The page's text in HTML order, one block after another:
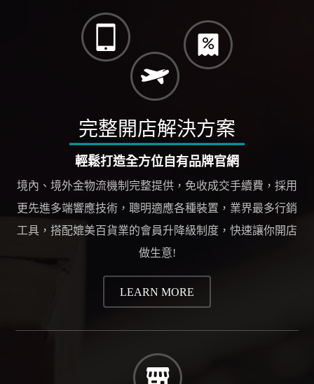
完整開店解決方案
輕鬆打造全方位自有品牌官網
境內、境外金物流機制完整提供，免收成交手續費，採用
更先進多端響應技術，聰明適應各種裝置，業界最多行銷
工具，搭配媲美百貨業的會員升降級制度，快速讓你開店
做生意!
LEARN MORE